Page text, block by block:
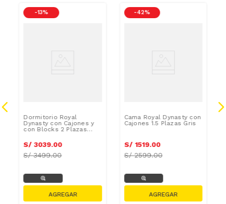
-13 %
Dormitorio Royal
Dynasty con Cajones y
con Blocks 2 Plazas
S/ 3039.00
S/3499.00
-42 %
Cama Royal Dynasty con
Cajones 1.5 Plazas Gris
S/ 1519.00
S/2599.00